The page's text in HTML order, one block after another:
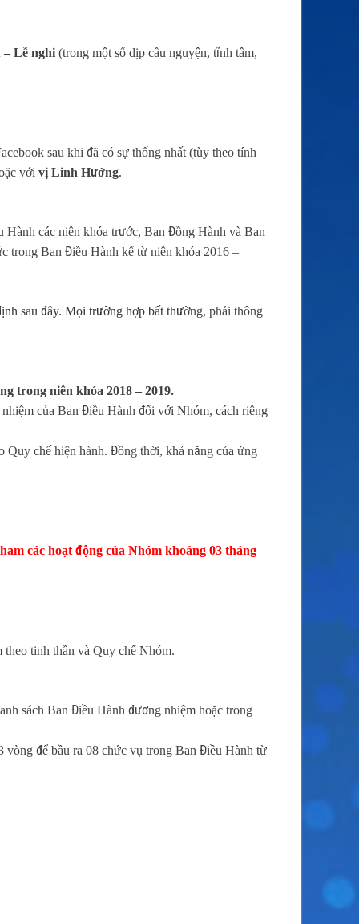
Lễ nghi (trong một số dịp cầu nguyện, tĩnh tâm,
sau khi đã có sự thống nhất (tùy theo tính
với vị Linh Hướng.
các niên khóa trước, Ban Đồng Hành và Ban
trong Ban Điều Hành kể từ niên khóa 2016 –
sau đây. Mọi trường hợp bất thường, phải thông
trong niên khóa 2018 – 2019.
của Ban Điều Hành đối với Nhóm, cách riêng
chế hiện hành. Đồng thời, khả năng của ứng
các hoạt động của Nhóm khoảng 03 tháng
tinh thần và Quy chế Nhóm.
sách Ban Điều Hành đương nhiệm hoặc trong
để bầu ra 08 chức vụ trong Ban Điều Hành từ